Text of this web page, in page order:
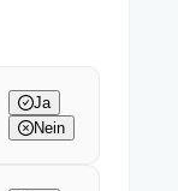
Ja
Nein